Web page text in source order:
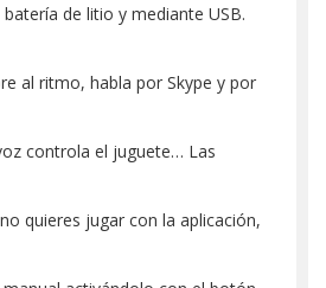
de litio y mediante USB.
al ritmo, habla por Skype y por
controla el juguete… Las
quieres jugar con la aplicación,